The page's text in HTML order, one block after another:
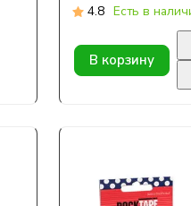
4.8 Есть в
В корзину